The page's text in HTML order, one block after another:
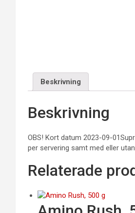
Beskrivning
Beskrivning
OBS! Kort datum 2023-09-
per servering samt med eller
Relaterade